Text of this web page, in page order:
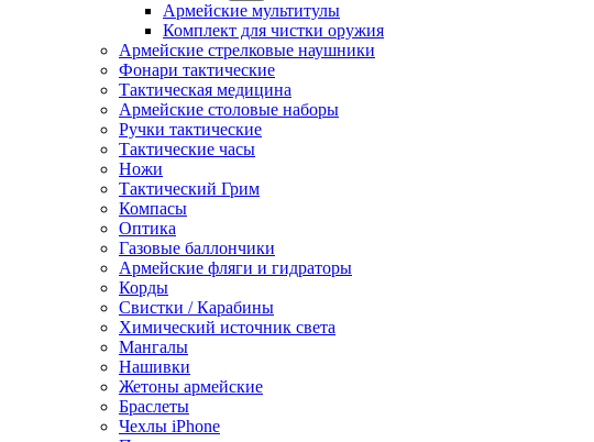
Армейские мультитулы
Комплект для чистки оружия
Армейские стрелковые наушники
Фонари тактические
Тактическая медицина
Армейские столовые наборы
Ручки тактические
Тактические часы
Ножи
Тактический Грим
Компасы
Оптика
Газовые баллончики
Армейские фляги и гидраторы
Корды
Свистки / Карабины
Химический источник света
Мангалы
Нашивки
Жетоны армейские
Браслеты
Чехлы iPhone